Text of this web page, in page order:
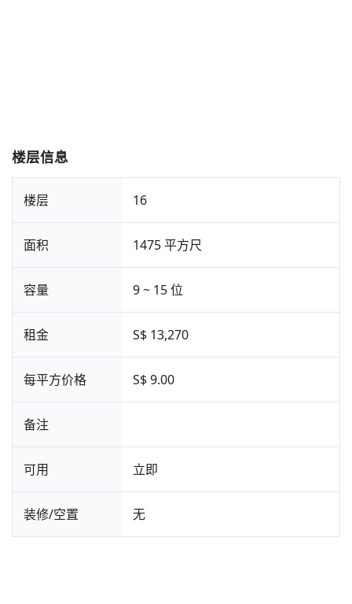
楼层信息
楼层 16
面积 1475 平方尺
容量 9 ~ 15 位
租金 S$ 13,270
每平方价格 S$ 9.00
备注
可用 立即
装修/空置 无